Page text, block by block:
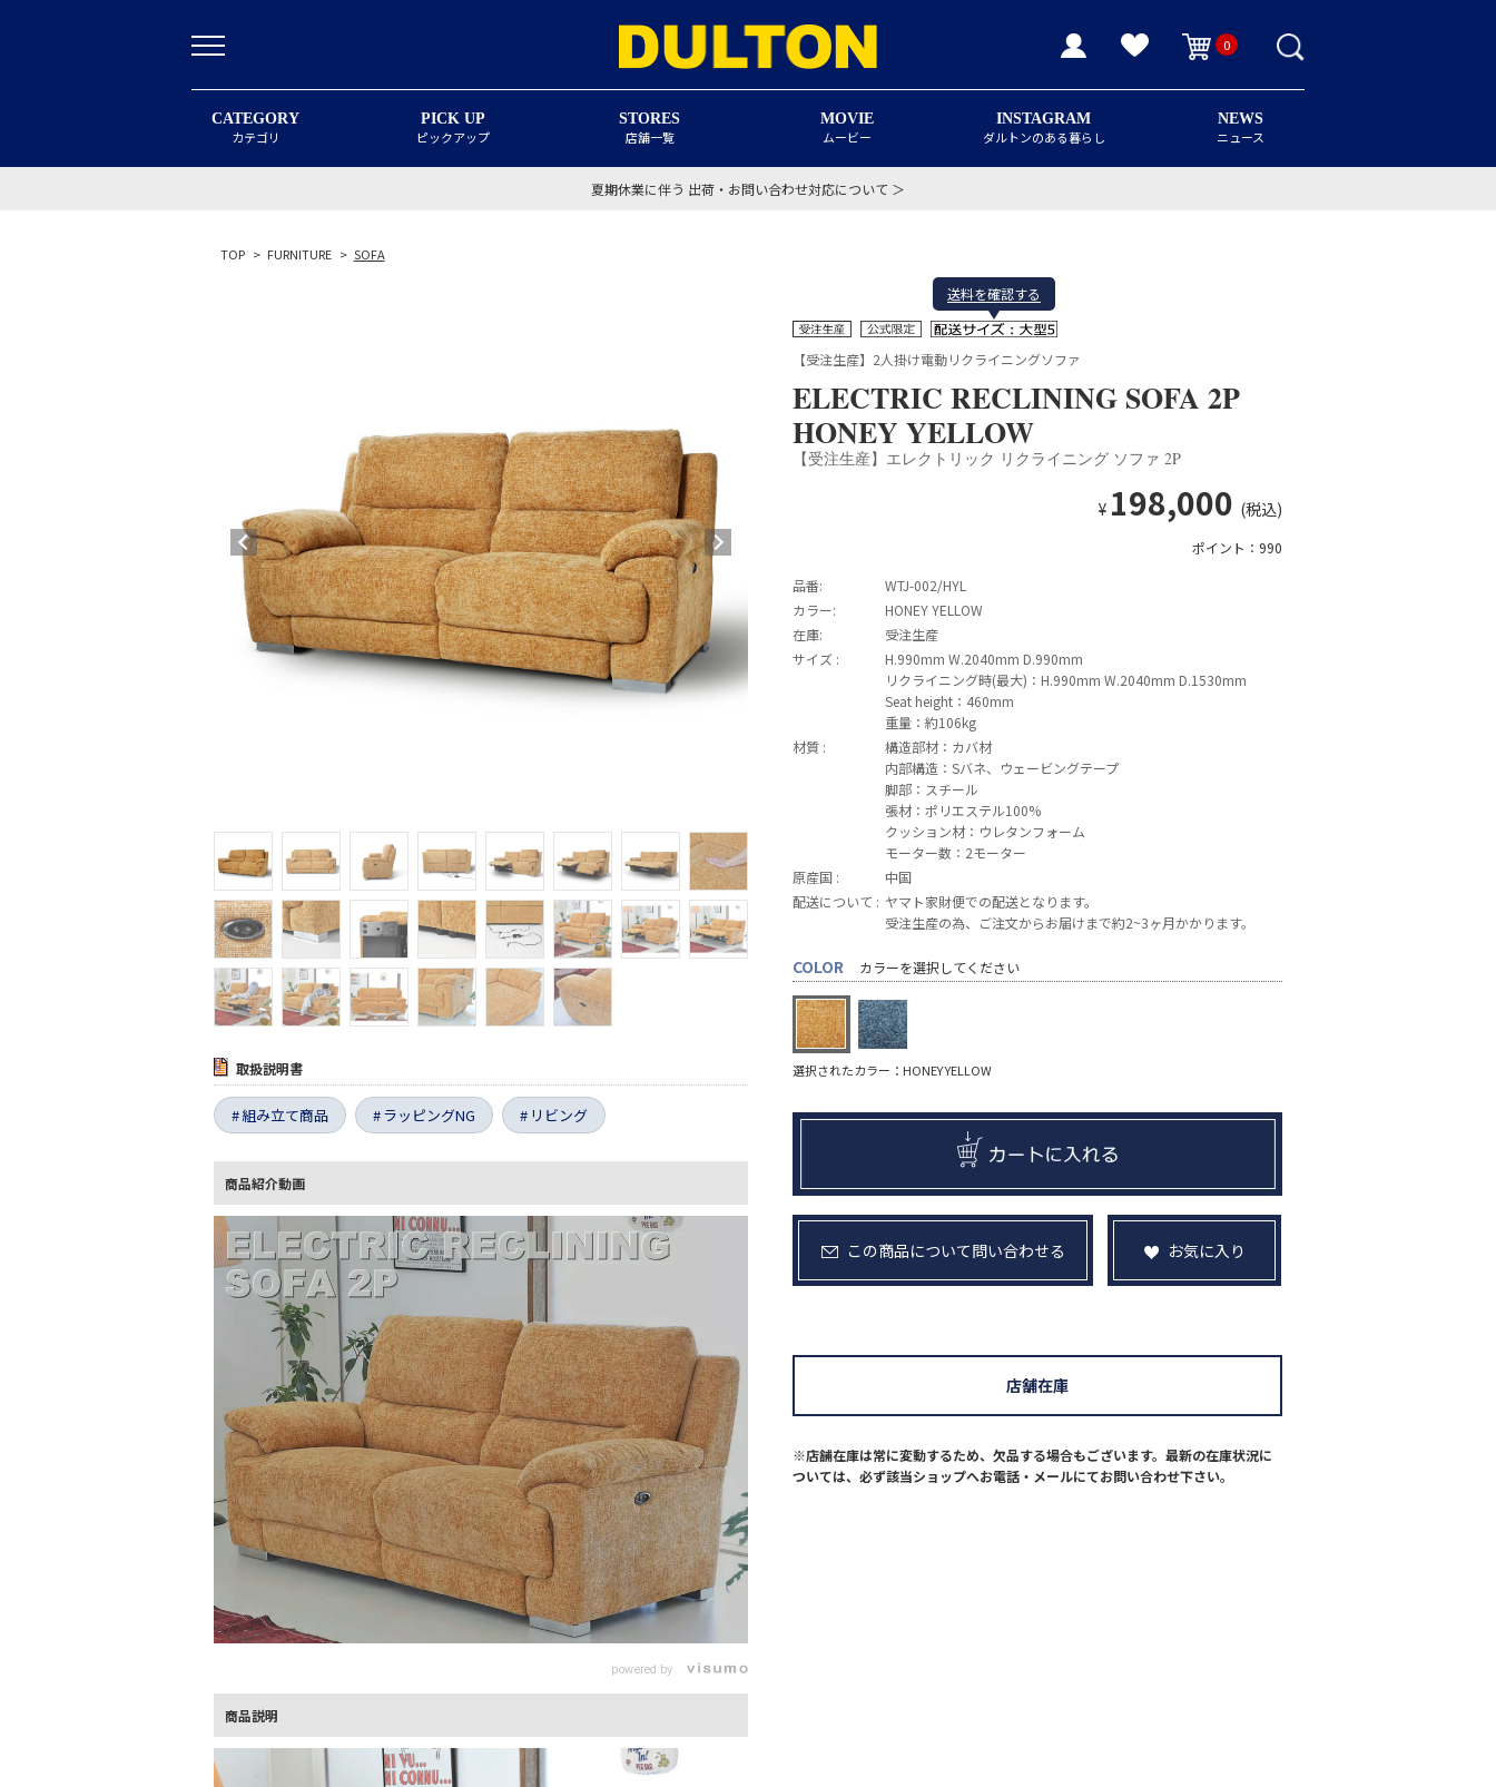
0
CATEGORY
カテゴリ
PICK UP
ピックアップ
STORES
店舗一覧
MOVIE
ムービー
INSTAGRAM
ダルトンのある暮らし
NEWS
ニュース
夏期休業に伴う 出荷・お問い合わせ対応について ＞
TOP > FURNITURE > SOFA
取扱説明書
組み立て商品 ラッピングNG リビング
商品紹介動画
U
n
L
powered by
商品説明
送料を確認する
【受注生産】2人掛け電動リクライニングソファ
ELECTRIC RECLINING SOFA 2P
HONEY YELLOW
【受注生産】エレクトリック リクライニング ソファ 2P
¥ 198,000 (税込)
ポイント：990
品番:
WTJ-002/HYL
カラー:
HONEY YELLOW
在庫:
受注生産
サイズ :
H.990mm W.2040mm D.990mm
リクライニング時(最大)：H.990mm W.2040mm D.1530mm
Seat height：460mm
重量：約106kg
材質 :
構造部材：カバ材
内部構造：Sバネ、ウェービングテープ
脚部：スチール
張材：ポリエステル100%
クッション材：ウレタンフォーム
モーター数：2モーター
原産国 :
中国
配送について : ヤマト家財便での配送となります。
受注生産の為、ご注文からお届けまで約2~3ヶ月かかります。
COLOR カラーを選択してください
選択されたカラー：HONEY YELLOW
この商品について問い合わせる お気に入り
※店舗在庫は常に変動するため、欠品する場合もございます。最新の在庫状況に
ついては、必ず該当ショップへお電話・メールにてお問い合わせ下さい。
店舗在庫